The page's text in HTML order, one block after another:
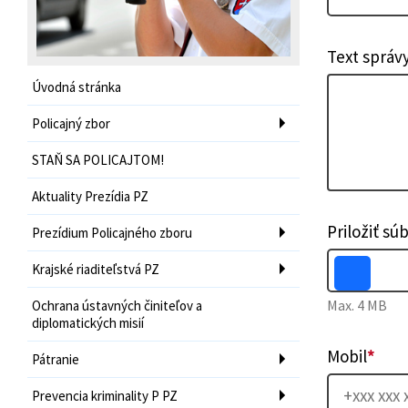
Úvodná stránka
Policajný zbor
STAŇ SA POLICAJTOM!
Aktuality Prezídia PZ
Prezídium Policajného zboru
Krajské riaditeľstvá PZ
Ochrana ústavných činiteľov a
diplomatických misií
Pátranie
Prevencia kriminality P PZ
Text
Priložiť
Max. 4 MB
Mobil*